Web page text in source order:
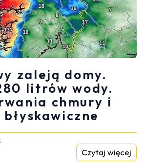
zaleją domy.
litrów wody.
chmury i
Czytaj więcej